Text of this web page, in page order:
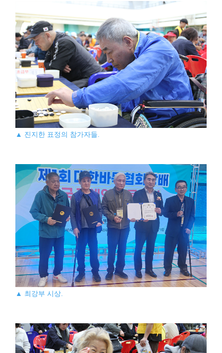
▲ 진지한 표정의 참가자들.
▲ 최강부 시상.